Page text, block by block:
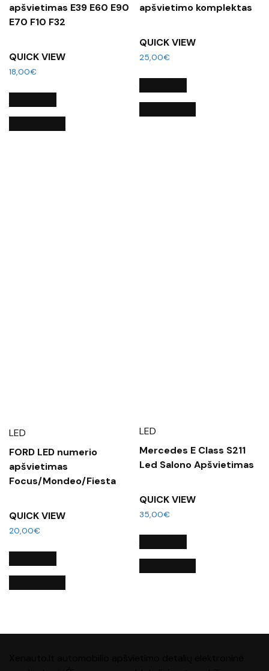
apšvietimas E39 E60 E90
E70 F10 F32
QUICK VIEW
18,00€
apšvietimo komplektas
QUICK VIEW
25,00€
LED
FORD LED numerio
apšvietimas
Focus/Mondeo/Fiesta
QUICK VIEW
20,00€
LED
Mercedes E Class S211
Led Salono Apšvietimas
QUICK VIEW
35,00€